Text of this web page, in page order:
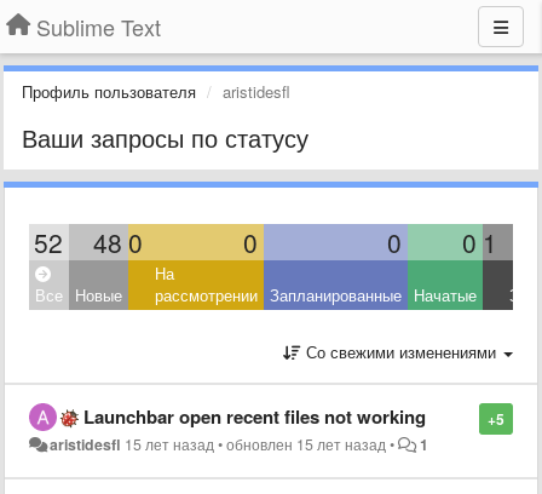
Sublime Text
Профиль пользователя aristidesfl
Ваши запросы по статусу
52 48 0 0 0 0 1
Все Новые
На
рассмотрении Запланированные Начатые
Со свежими изменениями
+5
Launchbar open recent files not working
aristidesfl 15 лет назад•обновлен 15 лет назад• 1